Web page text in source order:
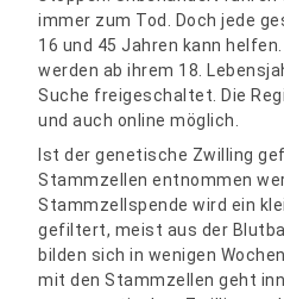
immer zum Tod. Doch jede
16 und 45 Jahren kann
werden ab ihrem 18.
Suche freigeschaltet. Die
und auch online möglich.
Ist der genetische Zwilling
Stammzellen entnommen
Stammzellspende wird ein
gefiltert, meist aus der
bilden sich in wenigen
mit den Stammzellen geht